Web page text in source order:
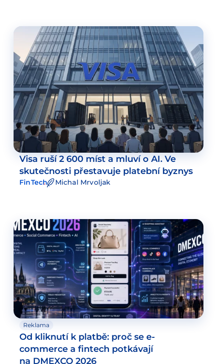
Visa ruší 2 600 míst a mluví o AI. Ve
skutečnosti přestavuje platební byznys
FinTech Michal Mrvoljak
Reklama
Od kliknutí k platbě: proč se e-
commerce a fintech potkávají
na DMEXCO 2026